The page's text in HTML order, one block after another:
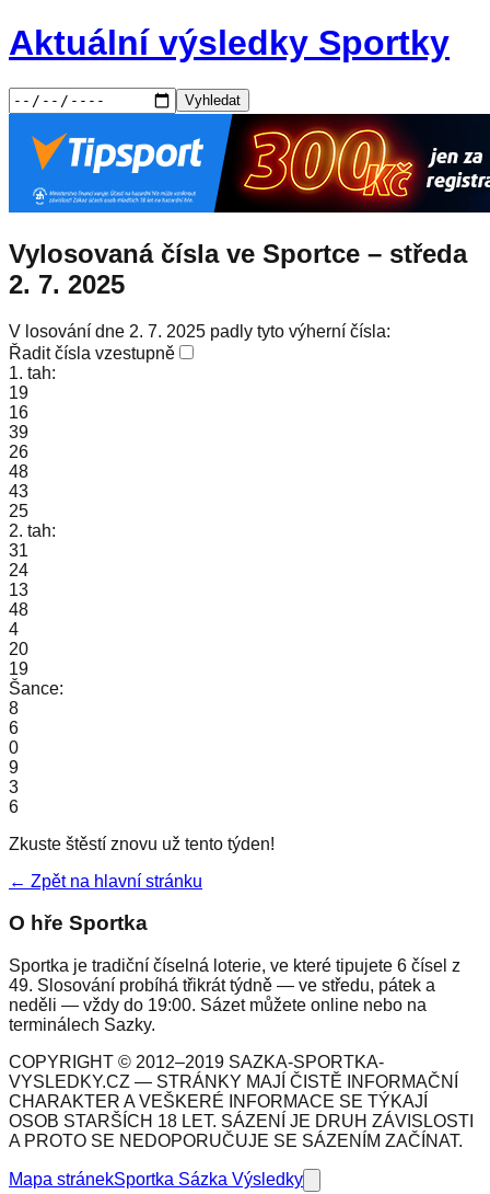
Aktuální výsledky Sportky
Vyhledat
Vylosovaná čísla ve Sportce – středa
2. 7. 2025
V losování dne 2. 7. 2025 padly tyto výherní čísla:
Řadit čísla vzestupně
1. tah:
19
16
39
26
48
43
25
2. tah:
31
24
13
48
4
20
19
Šance:
8
6
0
9
3
6
Zkuste štěstí znovu už tento týden!
← Zpět na hlavní stránku
O hře Sportka
Sportka je tradiční číselná loterie, ve které tipujete 6 čísel z
49. Slosování probíhá třikrát týdně — ve středu, pátek a
neděli — vždy do 19:00. Sázet můžete online nebo na
terminálech Sazky.
COPYRIGHT © 2012–2019 SAZKA-SPORTKA-
VYSLEDKY.CZ — STRÁNKY MAJÍ ČISTĚ INFORMAČNÍ
CHARAKTER A VEŠKERÉ INFORMACE SE TÝKAJÍ
OSOB STARŠÍCH 18 LET. SÁZENÍ JE DRUH ZÁVISLOSTI
A PROTO SE NEDOPORUČUJE SE SÁZENÍM ZAČÍNAT.
Mapa stránekSportka Sázka Výsledky